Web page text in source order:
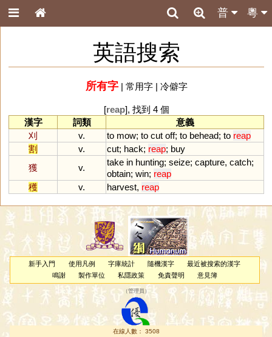
粵
普
英語搜索
所有字| 常用字| 冷僻字
[reap], 找到 4 個
漢字
詞類
意義
刈
v. to mow; to cut off; to behead; to reap
割
v. cut; hack; reap; buy
獲
v.
take in hunting; seize; capture, catch;
obtain; win; reap
穫
v. harvest, reap
新手入門 使用凡例 字庫統計 隨機漢字
最近被搜索的漢字
鳴謝
製作單位 私隱政策 免責聲明 意見簿
（管理員 ）
在線人數： 3508